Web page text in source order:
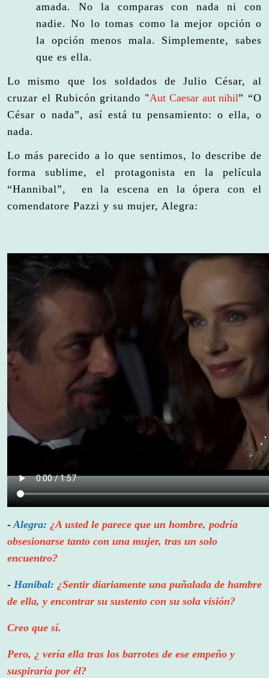
amada. No la comparas con nada ni con
nadie. No lo tomas como la mejor opción o
la opción menos mala. Simplemente, sabes
que es ella.
Lo mismo que los soldados de Julio César, al
cruzar el Rubicón gritando "Aut Caesar aut nihil” “O
César o nada”, así está tu pensamiento: o ella, o
nada.
Lo más parecido a lo que sentimos, lo describe de
forma sublime, el protagonista en la película
“Hannibal”,
en la escena en la ópera con el
comendatore Pazzi y su mujer, Alegra:
-Alegra: ¿A usted le parece que un hombre, podría
obsesionarse tanto con una mujer, tras un solo
encuentro?
- Hanibal: ¿Sentir diariamente una puñalada de hambre
de ella, y encontrar su sustento con su sola visión?
Creo que sí.
Pero, ¿ vería ella tras los barrotes de ese empeño y
suspiraría por él?